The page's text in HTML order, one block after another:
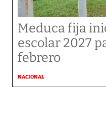
Meduca fija
escolar 2027
febrero
NACIONAL